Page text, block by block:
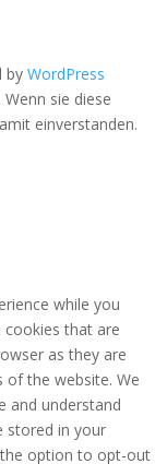
by WordPress
sie diese
einverstanden.
while you
that are
as they are
of the website. We
and understand
stored in your
option to opt-out